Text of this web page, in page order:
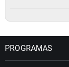
PROGRAMAS